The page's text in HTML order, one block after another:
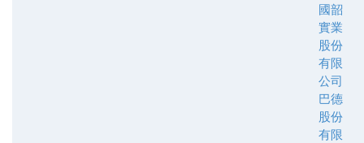
國韶
實業
股份
有限
公司
巴德
股份
有限